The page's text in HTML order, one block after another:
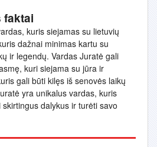
faktai
kuris siejamas su lietuvių
dažnai minimas kartu su
ir legendų. Vardas Juratė gali
kuri siejama su jūra ir
gali būti kilęs iš senovės laikų
yra unikalus vardas, kuris
dalykus ir turėti savo